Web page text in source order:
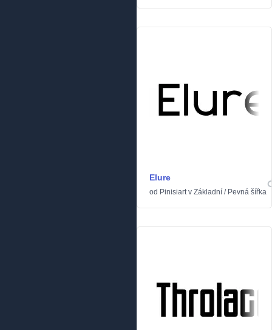
Elure
od Pinisiartv Základní / Pevná šířka